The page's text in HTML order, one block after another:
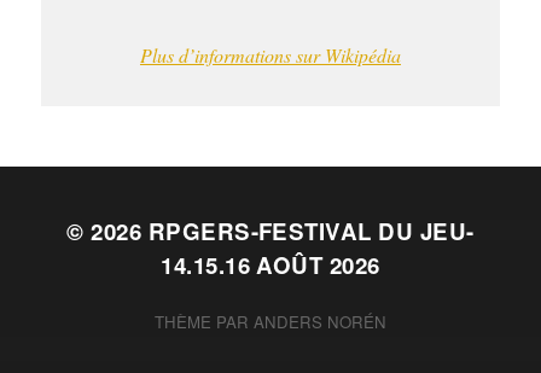
Plus d’informations sur Wikipédia
© 2026 RPGERS-FESTIVAL DU JEU-
14.15.16 AOÛT 2026
THÈME PAR ANDERS NORÉN